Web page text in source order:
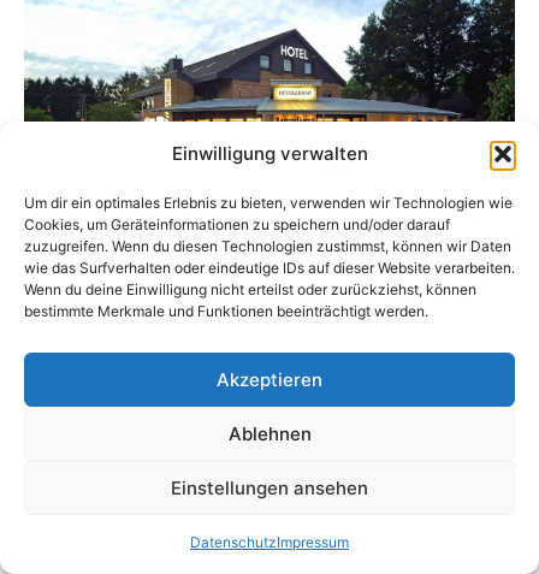
Einwilligung verwalten
Um dir ein optimales Erlebnis zu bieten, verwenden wir Technologien wie
Cookies, um Geräteinformationen zu speichern und/oder darauf
zuzugreifen. Wenn du diesen Technologien zustimmst, können wir Daten
wie das Surfverhalten oder eindeutige IDs auf dieser Website verarbeiten.
Wenn du deine Einwilligung nicht erteilst oder zurückziehst, können
bestimmte Merkmale und Funktionen beeinträchtigt werden.
Akzeptieren
Ablehnen
Einstellungen ansehen
DatenschutzImpressum
Datenschutz·AGB·Cookie-Einstellungen